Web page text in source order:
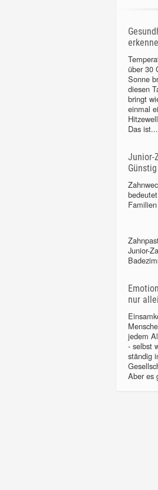
über 30
Sonne
diesen
bringt
einmal
Das ist...
Junior-
Junior-
nur
jedem
- selbst
ständig
Aber es